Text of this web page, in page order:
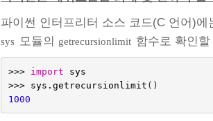
파이썬 인터프리터 소스 코드(C 언어)
sys 모듈의 getrecursionlimit 함수로 확인
>>> import
sys
>>>
sys . getrecursionlimit ()
1000